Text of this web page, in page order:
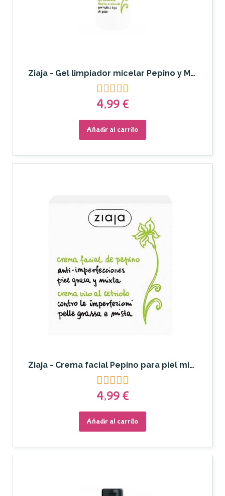
Ziaja - Gel limpiador micelar Pepino y Menta

4,99 €
Añadir al carrito
Ziaja - Crema facial Pepino para piel mixta o grasa

4,99 €
Añadir al carrito